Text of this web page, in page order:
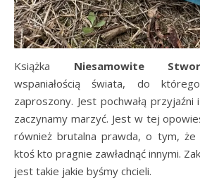
Książka Niesamowite
wspaniałością świata, do
zaproszony. Jest pochwałą przyjaźni
zaczynamy marzyć. Jest w tej
również brutalna prawda, o tym, że
ktoś kto pragnie zawładnąć innymi.
jest takie jakie byśmy chcieli.